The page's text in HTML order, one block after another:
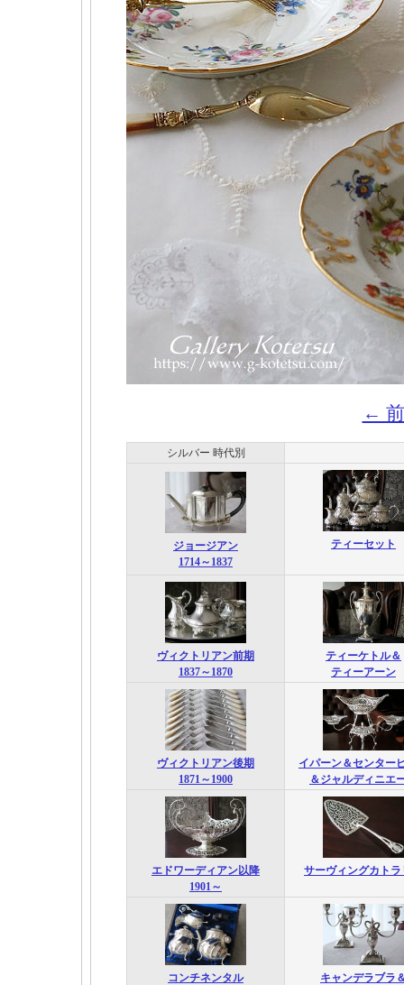
←
シルバー 時代別
ジョージアン
1714～1837
ティーセット
ヴィクトリアン前期
1837～1870
ティーケトル＆
ティーアーン
ヴィクトリアン後期
1871～1900
イパーン＆センター
＆ジャルディニエ
エドワーディアン以降
1901～
サーヴィングカトラ
コンチネンタル
キャンデラブラ